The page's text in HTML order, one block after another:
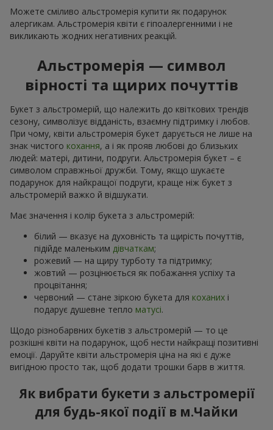
Можете сміливо альстромерія купити як подарунок
алергикам. Альстромерія квіти є гіпоалергенними і не
викликають жодних негативних реакцій.
Альстромерія — символ
вірності та щирих почуттів
Букет з альстромерій, що належить до квіткових трендів
сезону, символізує відданість, взаємну підтримку і любов.
При чому, квіти альстромерія букет дарується не лише на
знак чистого кохання, а і як прояв любові до близьких
людей: матері, дитини, подруги. Альстромерія букет – є
символом справжньої дружби. Тому, якщо шукаєте
подарунок для найкращої подруги, краще ніж букет з
альстромерій важко й відшукати.
Має значення і колір букета з альстромерій:
білий — вказує на духовність та щирість почуттів,
підійде маленьким дівчаткам;
рожевий — на щиру турботу та підтримку;
жовтий — розцінюється як побажання успіху та
процвітання;
червоний — стане зіркою букета для коханих і
подарує душевне тепло матусі.
Щодо різнобарвних букетів з альстромерій — то це
розкішні квіти на подарунок, щоб нести найкращі позитивні
емоції. Даруйте квіти альстромерія ціна на які є дуже
вигідною просто так, щоб додати трошки барв в життя.
Як вибрати букети з альстромерії
для будь-якої події в м.Чайки